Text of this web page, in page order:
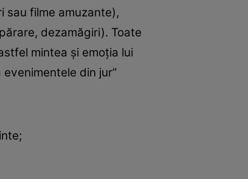
sau filme amuzante),
dezamăgiri). Toate
mintea şi emoţia lui
din jur”